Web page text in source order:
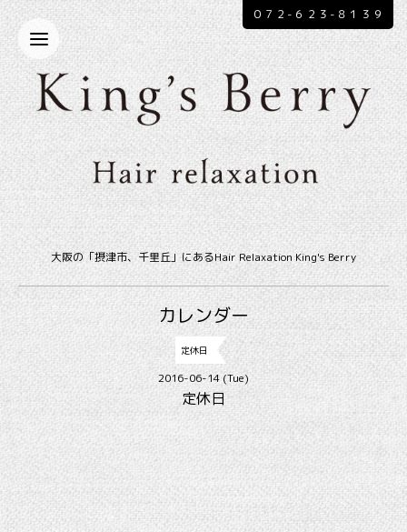
大阪の「摂津市、千里丘」にあるHair Relaxation King's Berry
０７２-６２３-８１３９
カレンダー
定休日
2016-06-14 (Tue)
定休日